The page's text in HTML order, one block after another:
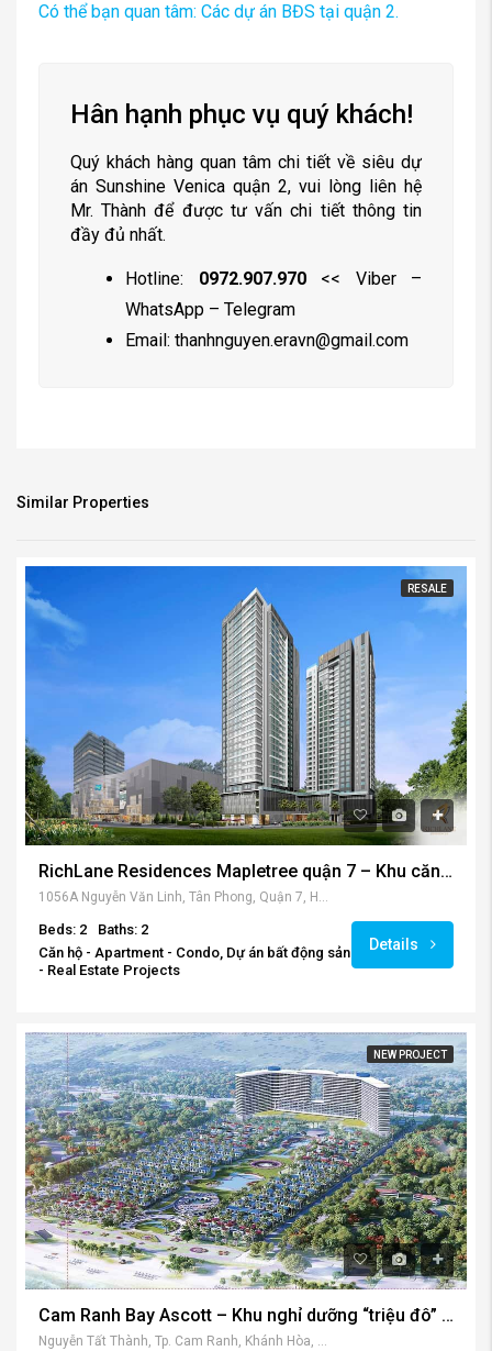
Có thể bạn quan tâm: Các dự án BĐS tại quận 2.
Hân hạnh phục vụ quý khách!
Quý khách hàng quan tâm chi tiết về siêu dự
án Sunshine Venica quận 2, vui lòng liên hệ
Mr. Thành để được tư vấn chi tiết thông tin
đầy đủ nhất.
Hotline: 0972.907.970<< Viber –
WhatsApp – Telegram
Email: thanhnguyen.eravn@gmail.com
Similar Properties
RESALE
RichLane Residences Mapletree quận 7 – Khu căn hộ đẳng cấp với nhiều dịch vụ tiện nghi
1056A Nguyễn Văn Linh, Tân Phong, Quận 7, Hồ Chí Minh 700000, Việt Nam
Beds: 2
Baths: 2
Căn hộ - Apartment - Condo, Dự án bất động sản
- Real Estate Projects
Details
NEW PROJECT
Cam Ranh Bay Ascott – Khu nghỉ dưỡng “triệu đô” Condotel & Villa
Nguyễn Tất Thành, Tp. Cam Ranh, Khánh Hòa, Vietnam